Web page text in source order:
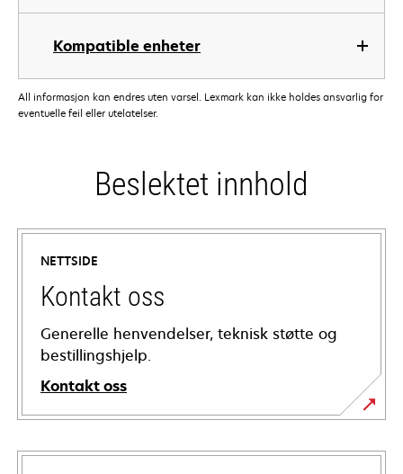
Kompatible enheter
All informasjon kan endres uten varsel. Lexmark kan ikke holdes ansvarlig for
eventuelle feil eller utelatelser.
Beslektet innhold
NETTSIDE
Kontakt oss
Generelle henvendelser, teknisk støtte og
bestillingshjelp.
Kontakt oss